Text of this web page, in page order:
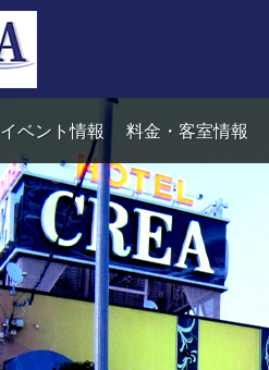
イベント情報 料金・客室情報